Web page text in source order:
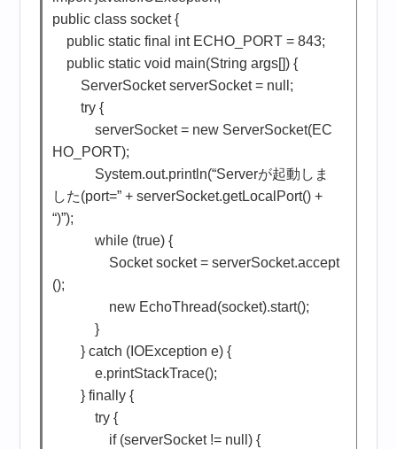
public class socket {
public static final int ECHO_PORT = 843;
public static void main(String args[]) {
ServerSocket serverSocket = null;
try {
serverSocket = new ServerSocket(EC
HO_PORT);
System.out.println(“Serverが起動しま
した(port=” + serverSocket.getLocalPort() +
“)”);
while (true) {
Socket socket = serverSocket.accept
();
new EchoThread(socket).start();
}
} catch (IOException e) {
e.printStackTrace();
} finally {
try {
if (serverSocket != null) {